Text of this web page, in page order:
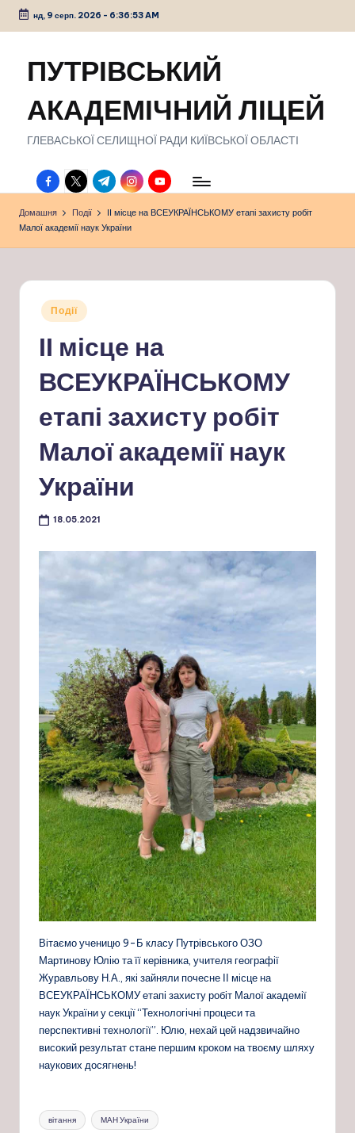
Перейти
нд, 9 серп. 2026 - 6:36:54 AM
ПУТРІВСЬКИЙ
АКАДЕМІЧНИЙ ЛІЦЕЙ
ГЛЕВАСЬКОЇ СЕЛИЩНОЇ РАДИ КИЇВСЬКОЇ ОБЛАСТІ
facebook.com
twitter.com
t.me instagram.com
youtube.com
Домашня Події
ІІ місце на ВСЕУКРАЇНСЬКОМУ етапі захисту робіт
Малої академії наук України
Опубліковано
Події
ІІ місце на
ВСЕУКРАЇНСЬКОМУ
етапі захисту робіт
Малої академії наук
України
18.05.2021
Вітаємо ученицю 9-Б класу Путрівського ОЗО
Мартинову Юлію та її керівника, учителя географії
Журавльову Н.А., які зайняли почесне ІІ місце на
ВСЕУКРАЇНСЬКОМУ етапі захисту робіт Малої академії
наук України у секції “Технологічні процеси та
перспективні технології”. Юлю, нехай цей надзвичайно
високий результат стане першим кроком на твоєму шляху
наукових досягнень!
Позначки:
вітання МАН України